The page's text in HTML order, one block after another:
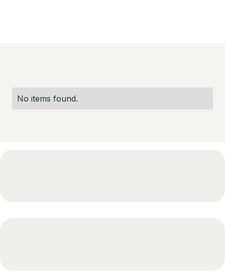
No items found.